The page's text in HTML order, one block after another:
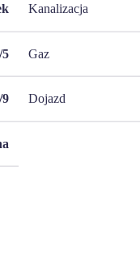
5
9
Kanalizacja
Gaz
Dojazd